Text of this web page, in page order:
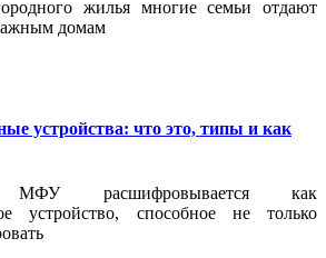
жилья многие семьи отдают
домам
устройства: что это, типы и как
МФУ расшифровывается как
устройство, способное не только